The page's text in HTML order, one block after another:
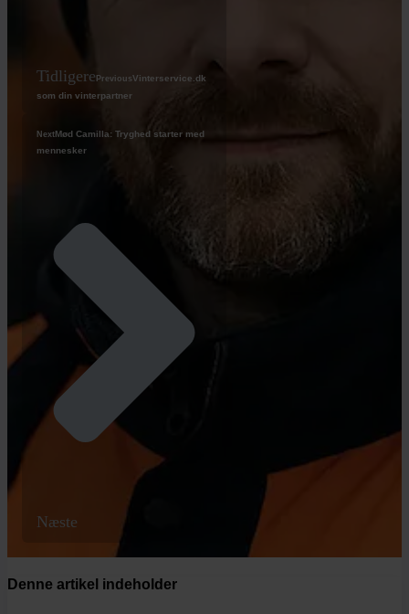
Tidligere PreviousVinterservice.dk
som din vinterpartner
NextMød Camilla: Tryghed starter med
mennesker
Næste
Denne artikel indeholder